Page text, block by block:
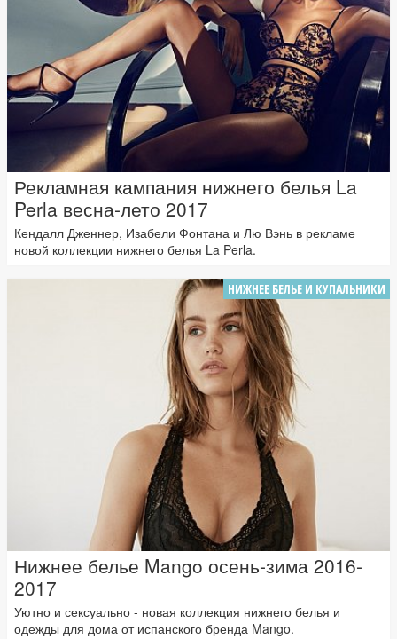
Рекламная кампания нижнего белья La
Perla весна-лето 2017
Кендалл Дженнер, Изабели Фонтана и Лю Вэнь в рекламе
новой коллекции нижнего белья La Perla.
НИЖНЕЕ БЕЛЬЕ И КУПАЛЬНИКИ
Нижнее белье Mango осень-зима 2016-
2017
Уютно и сексуально - новая коллекция нижнего белья и
одежды для дома от испанского бренда Mango.